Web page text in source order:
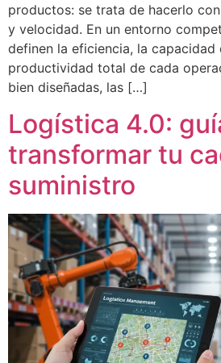
productos: se trata de hacerlo
y velocidad. En un entorno
definen la eficiencia, la capacidad
productividad total de cada
bien diseñadas, las […]
Logística 4.0:
transformar tu
suministro